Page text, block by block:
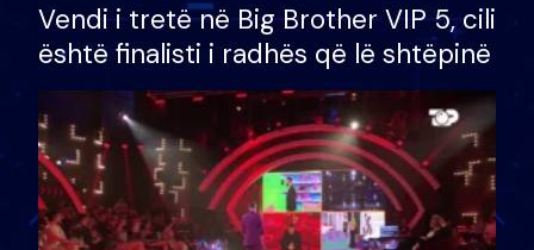
Vendi i tretë në Big Brother VIP 5, cili
është finalisti i radhës që lë shtëpinë